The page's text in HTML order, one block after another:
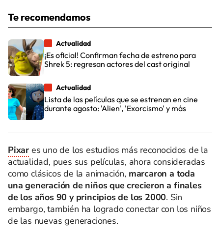
Te recomendamos
Actualidad
¡Es oficial! Confirman fecha de estreno para
Shrek 5: regresan actores del cast original
Actualidad
Lista de las películas que se estrenan en cine
durante agosto: 'Alien', 'Exorcismo' y más
Pixar es uno de los estudios más reconocidos de la
actualidad, pues sus películas, ahora consideradas
como clásicos de la animación, marcaron a toda
una generación de niños que crecieron a finales
de los años 90 y principios de los 2000. Sin
embargo, también ha logrado conectar con los niños
de las nuevas generaciones.